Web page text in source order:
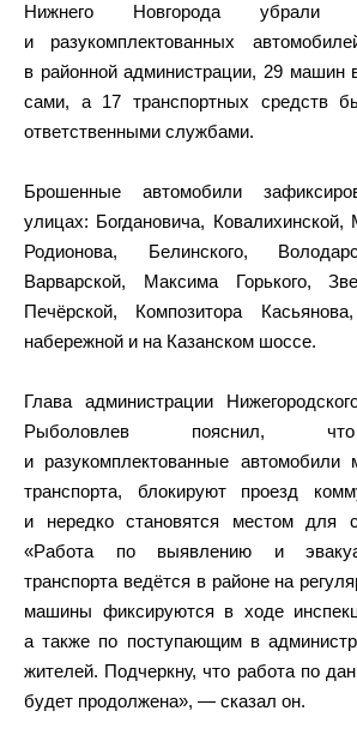
Нижнего Новгорода убрали
и разукомплектованных
в районной администрации, 29 машин
сами, а 17 транспортных средств
ответственными службами.
Брошенные автомобили
улицах: Богдановича,
Родионова, Белинского,
Варварской, Максима Горького,
Печёрской, Композитора
набережной и на Казанском шоссе.
Глава администрации
Рыболовлев пояснил,
и разукомплектованные
транспорта, блокируют проезд
и нередко становятся местом для
«Работа по выявлению и
транспорта ведётся в районе на
машины фиксируются в ходе
а также по поступающим в
жителей. Подчеркну, что работа по
будет продолжена», — сказал он.